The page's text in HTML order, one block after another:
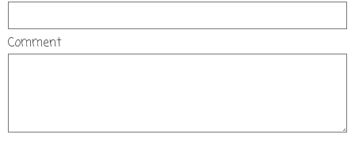
Comment